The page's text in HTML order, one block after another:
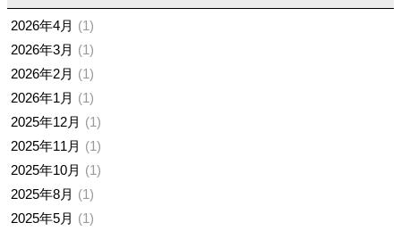
2026年4月
1
2026年3月
1
2026年2月
1
2026年1月
1
2025年12月
1
2025年11月
1
2025年10月
1
2025年8月
1
2025年5月
1